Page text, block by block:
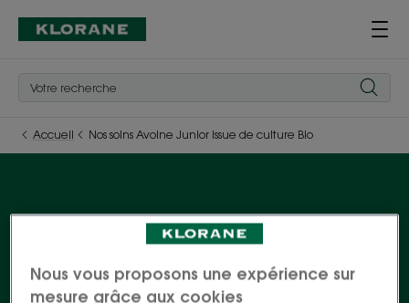
Accueil Nos soins Avoine Junior issue de culture Bio
Nos soins Avoine Junior
issue de culture Bio
Nous vous proposons une expérience sur
mesure grâce aux cookies